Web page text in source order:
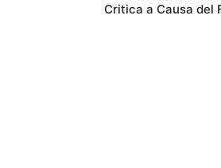
Critica a Causa del